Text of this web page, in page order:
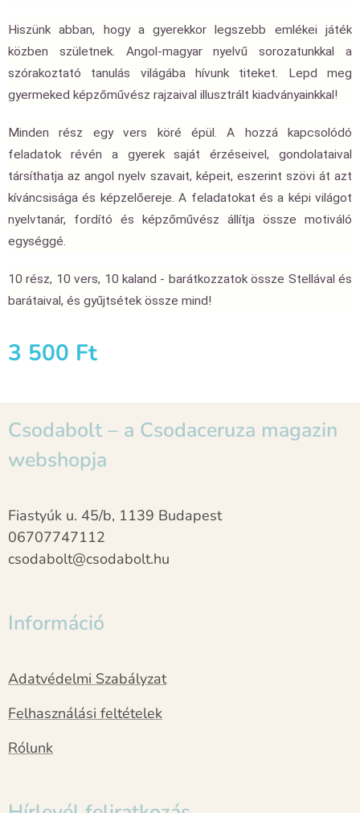
Hiszünk abban, hogy a gyerekkor legszebb emlékei játék
közben születnek. Angol-magyar nyelvű sorozatunkkal a
szórakoztató tanulás világába hívunk titeket. Lepd meg
gyermeked képzőművész rajzaival illusztrált kiadványainkkal!
Minden rész egy vers köré épül. A hozzá kapcsolódó
feladatok révén a gyerek saját érzéseivel, gondolataival
társíthatja az angol nyelv szavait, képeit, eszerint szövi át azt
kíváncsisága és képzelőereje. A feladatokat és a képi világot
nyelvtanár, fordító és képzőművész állítja össze motiváló
egységgé.
10 rész, 10 vers, 10 kaland - barátkozzatok össze Stellával és
barátaival, és gyűjtsétek össze mind!
3 500 Ft
Csodabolt – a Csodaceruza magazin
webshopja
Fiastyúk u. 45/b, 1139 Budapest
06707747112
csodabolt@csodabolt.hu
Információ
Adatvédelmi Szabályzat
Felhasználási feltételek
Rólunk